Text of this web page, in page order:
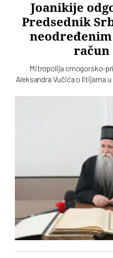
Joanikije
Predsednik
račun
Mitropolija crnogorsko-
Aleksandra Vučića o litijama u